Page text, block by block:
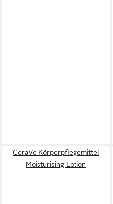
CeraVe Körperpflegemittel
Moisturising Lotion